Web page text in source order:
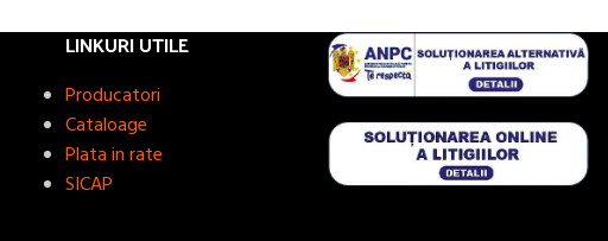
LINKURI UTILE
Producatori
Cataloage
Plata in rate
SICAP